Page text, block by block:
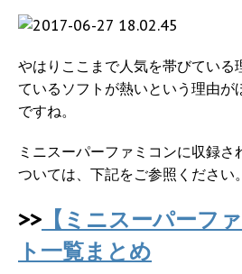
やはりここまで人気を帯びている
ているソフトが熱いという理由が
ですね。
ミニスーパーファミコンに収録さ
ついては、下記をご参照ください。
>> 【ミニスーパーフ
ト一覧まとめ